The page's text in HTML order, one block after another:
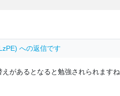
への返信です
があるとなると勉強されられます